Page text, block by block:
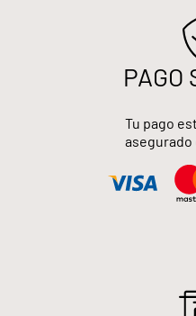
PAGO
Tu pago